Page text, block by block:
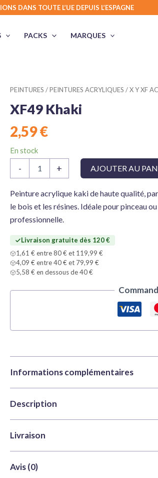
DANS TOUTE L’UE DEPUIS L’ESPAGNE
PACKS MARQUES
PEINTURES /PEINTURES ACRYLIQUES /X Y XF
XF49 Khaki
2,59€
En stock
-
Khaki
+ AJOUTER AU
Peinture acrylique kaki de haute qualité,
le bois et les résines. Idéale pour pinceau
professionnelle.
Livraison gratuite dès 120 €
1,61 € entre 80 € et 119,99 €
4,09 € entre 40 € et 79,99 €
5,58 € en dessous de 40 €
Informations complémentaires
Marque
Catégories
Peintures,
UGS
Couleur
Marron, Vert
Volume
Description
Tamiya XF49 Khaki est une peinture
finition lisse et professionnelle. Elle offre
Livraison
Délais de traitement et d'expédition
Avis (0)